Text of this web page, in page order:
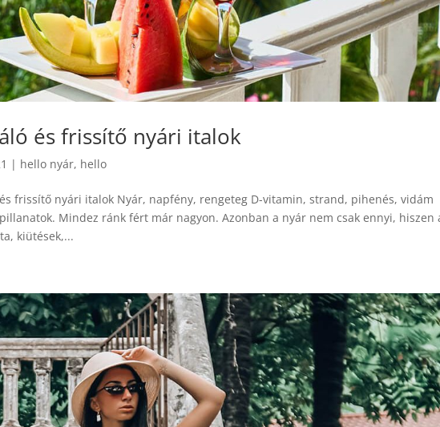
és frissítő nyári italok
| hello nyár, hello
frissítő nyári italok Nyár, napfény, rengeteg D-vitamin, strand, pihenés, vidám
Mindez ránk fért már nagyon. Azonban a nyár nem csak ennyi, hiszen
kiütések,...